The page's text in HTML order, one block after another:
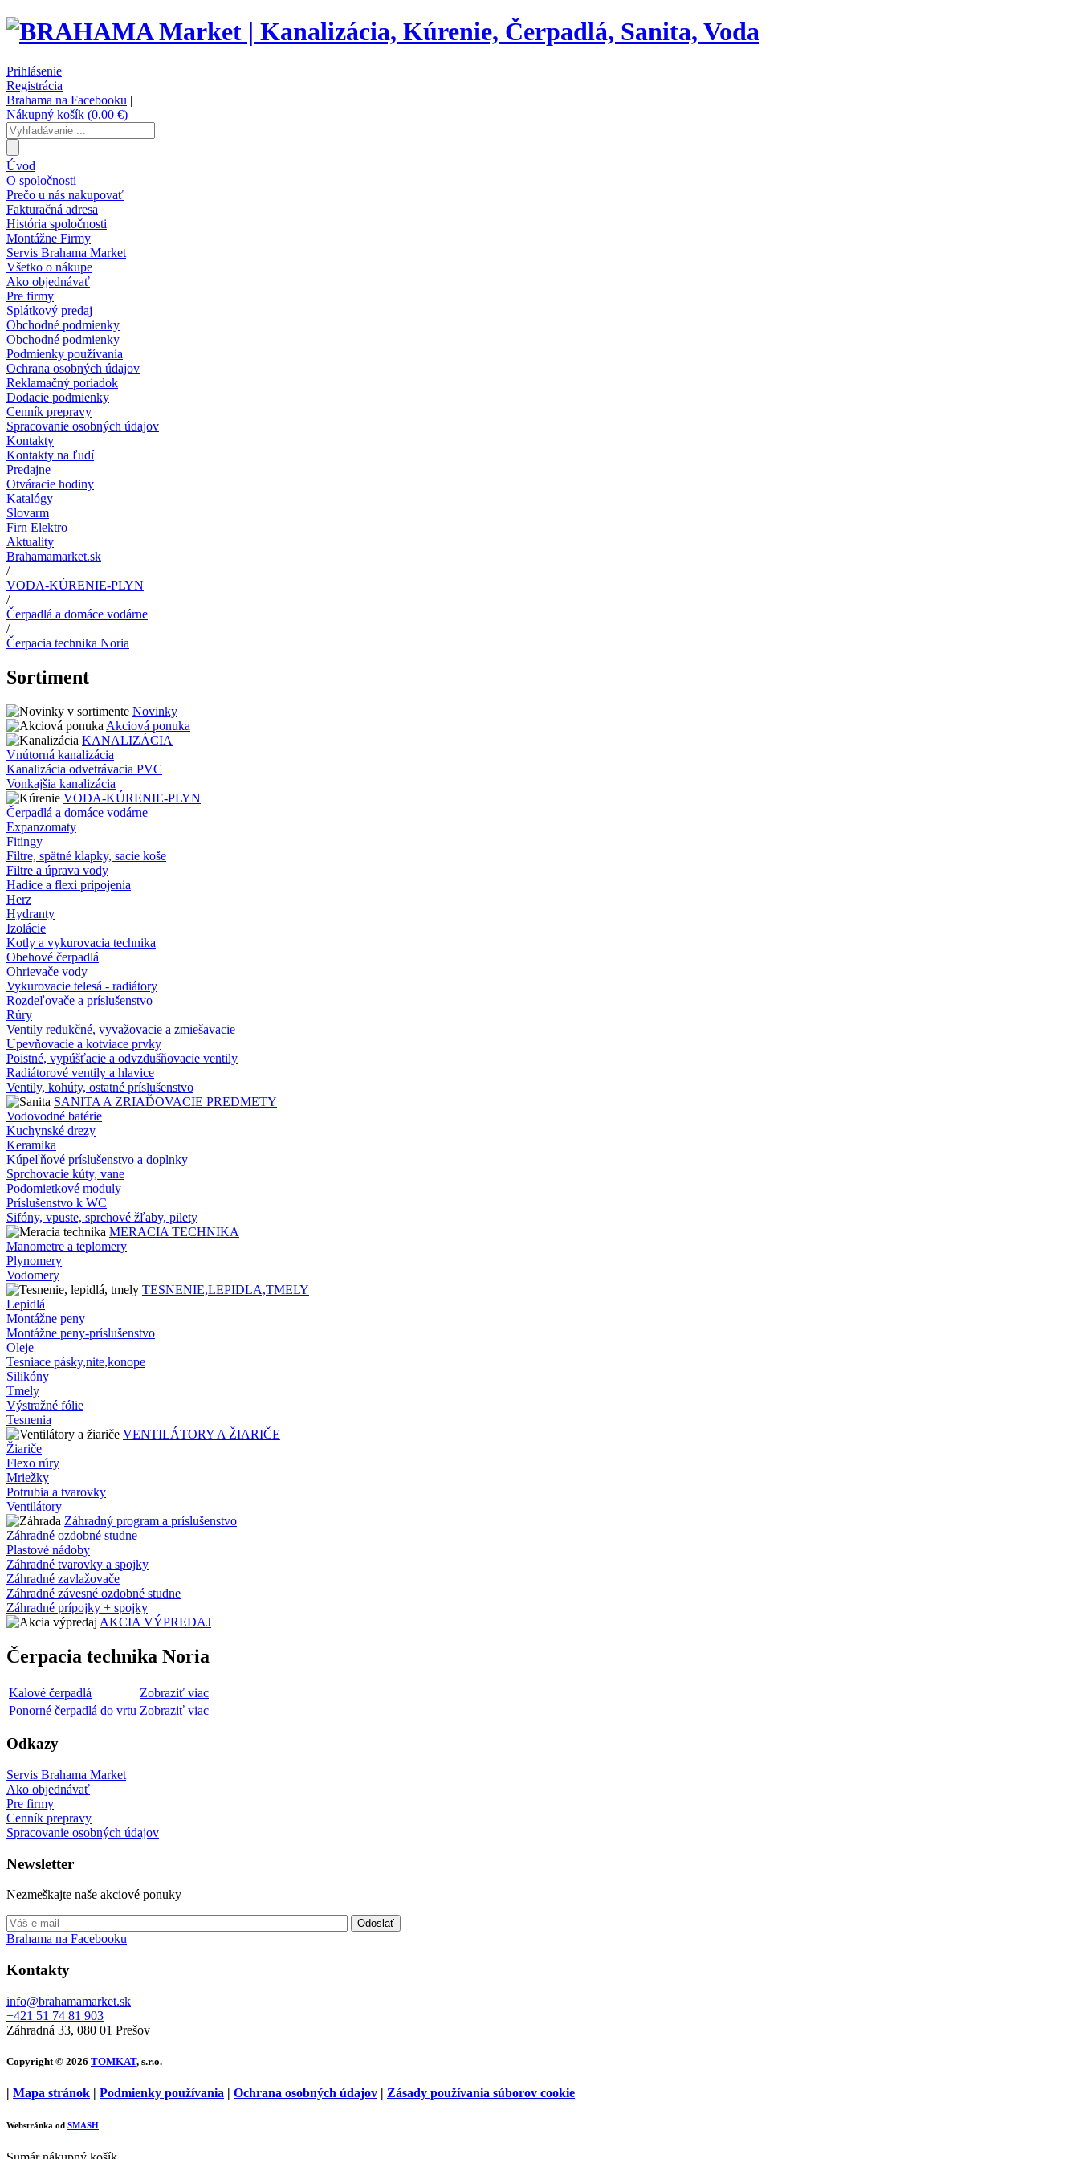
Prihlásenie
Registrácia |
Brahama na Facebooku |
Nákupný košík (0,00 €)
Úvod
O spoločnosti
Prečo u nás nakupovať
Fakturačná adresa
História spoločnosti
Montážne Firmy
Servis Brahama Market
Všetko o nákupe
Ako objednávať
Pre firmy
Splátkový predaj
Obchodné podmienky
Obchodné podmienky
Podmienky používania
Ochrana osobných údajov
Reklamačný poriadok
Dodacie podmienky
Cenník prepravy
Spracovanie osobných údajov
Kontakty
Kontakty na ľudí
Predajne
Otváracie hodiny
Katalógy
Slovarm
Firn Elektro
Aktuality
Brahamamarket.sk
/
VODA-KÚRENIE-PLYN
/
Čerpadlá a domáce vodárne
/
Čerpacia technika Noria
Sortiment
Novinky
Akciová ponuka
KANALIZÁCIA
Vnútorná kanalizácia
Kanalizácia odvetrávacia PVC
Vonkajšia kanalizácia
VODA-KÚRENIE-PLYN
Čerpadlá a domáce vodárne
Expanzomaty
Fitingy
Filtre, spätné klapky, sacie koše
Filtre a úprava vody
Hadice a flexi pripojenia
Herz
Hydranty
Izolácie
Kotly a vykurovacia technika
Obehové čerpadlá
Ohrievače vody
Vykurovacie telesá - radiátory
Rozdeľovače a príslušenstvo
Rúry
Ventily redukčné, vyvažovacie a zmiešavacie
Upevňovacie a kotviace prvky
Poistné, vypúšťacie a odvzdušňovacie ventily
Radiátorové ventily a hlavice
Ventily, kohúty, ostatné príslušenstvo
SANITA A ZRIAĎOVACIE PREDMETY
Vodovodné batérie
Kuchynské drezy
Keramika
Kúpeľňové príslušenstvo a doplnky
Sprchovacie kúty, vane
Podomietkové moduly
Príslušenstvo k WC
Sifóny, vpuste, sprchové žľaby, pilety
MERACIA TECHNIKA
Manometre a teplomery
Plynomery
Vodomery
TESNENIE,LEPIDLA,TMELY
Lepidlá
Montážne peny
Montážne peny-príslušenstvo
Oleje
Tesniace pásky,nite,konope
Silikóny
Tmely
Výstražné fólie
Tesnenia
VENTILÁTORY A ŽIARIČE
Žiariče
Flexo rúry
Mriežky
Potrubia a tvarovky
Ventilátory
Záhradný program a príslušenstvo
Záhradné ozdobné studne
Plastové nádoby
Záhradné tvarovky a spojky
Záhradné zavlažovače
Záhradné závesné ozdobné studne
Záhradné prípojky + spojky
AKCIA VÝPREDAJ
Čerpacia technika Noria
Kalové čerpadlá
Zobraziť viac
Ponorné čerpadlá do vrtu Zobraziť viac
Odkazy
Servis Brahama Market
Ako objednávať
Pre firmy
Cenník prepravy
Spracovanie osobných údajov
Newsletter
Nezmeškajte naše akciové ponuky
Brahama na Facebooku
Kontakty
info@brahamamarket.sk
+421 51 74 81 903
Záhradná 33, 080 01 Prešov
Copyright © 2026 TOMKAT, s.r.o.
| Mapa stránok | Podmienky používania | Ochrana osobných údajov | Zásady používania súborov cookie
Webstránka od SMASH